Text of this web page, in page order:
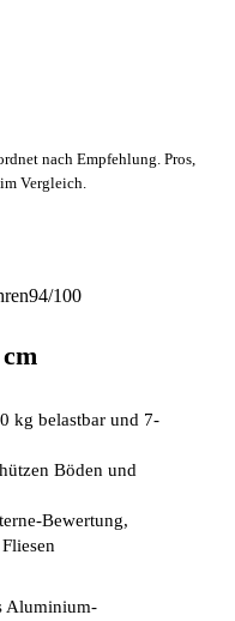
nach Empfehlung. Pros,
Vergleich.
94/100
kg belastbar und 7-
Böden und
Bewertung,
Aluminium-